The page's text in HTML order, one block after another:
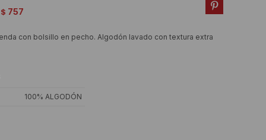
$ 757
con bolsillo en pecho. Algodón lavado con textura extra
100% ALGODÓN
